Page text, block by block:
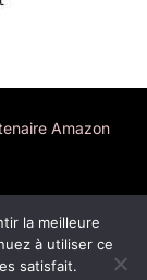
Amazon
la meilleure
à utiliser ce
satisfait.